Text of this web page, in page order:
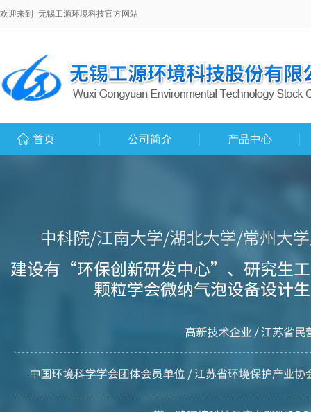
欢迎来到- 无锡工源环境科技官方网站
首页 公司简介 产品中心